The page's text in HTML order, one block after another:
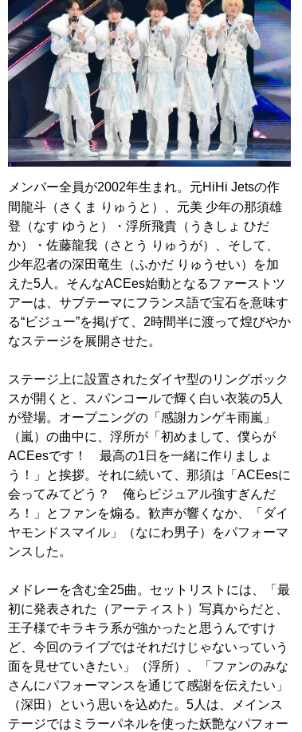
メンバー全員が2002年生まれ。元HiHi Jetsの作
間龍斗（さくま りゅうと）、元美 少年の那須雄
登（なす ゆうと）・浮所飛貴（うきしょ ひだ
か）・佐藤龍我（さとう りゅうが）、そして、
少年忍者の深田竜生（ふかだ りゅうせい）を加
えた5人。そんなACEes始動となるファーストツ
アーは、サブテーマにフランス語で宝石を意味す
る“ビジュー”を掲げて、2時間半に渡って煌びやか
なステージを展開させた。
ステージ上に設置されたダイヤ型のリングボック
スが開くと、スパンコールで輝く白い衣装の5人
が登場。オープニングの「感謝カンゲキ雨嵐」
（嵐）の曲中に、浮所が「初めまして、僕らが
ACEesです！ 最高の1日を一緒に作りましょ
う！」と挨拶。それに続いて、那須は「ACEesに
会ってみてどう？ 俺らビジュアル強すぎんだ
ろ！」とファンを煽る。歓声が響くなか、「ダイ
ヤモンドスマイル」（なにわ男子）をパフォーマ
ンスした。
メドレーを含む全25曲。セットリストには、「最
初に発表された（アーティスト）写真からだと、
王子様でキラキラ系が強かったと思うんですけ
ど、今回のライブではそれだけじゃないっていう
面を見せていきたい」（浮所）、「ファンのみな
さんにパフォーマンスを通じて感謝を伝えたい」
（深田）という思いを込めた。5人は、メインス
テージではミラーパネルを使った妖艶なパフォー